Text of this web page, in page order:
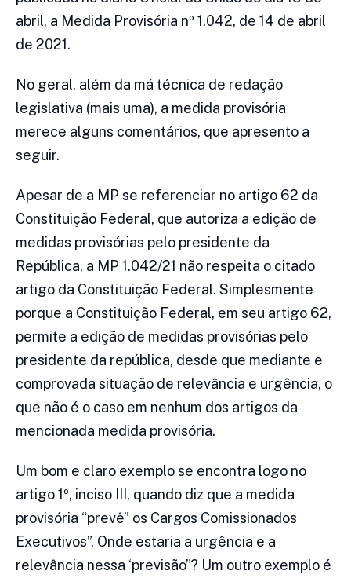
abril, a Medida Provisória nº 1.042, de 14 de abril
de 2021.
No geral, além da má técnica de redação
legislativa (mais uma), a medida provisória
merece alguns comentários, que apresento a
seguir.
Apesar de a MP se referenciar no artigo 62 da
Constituição Federal, que autoriza a edição de
medidas provisórias pelo presidente da
República, a MP 1.042/21 não respeita o citado
artigo da Constituição Federal. Simplesmente
porque a Constituição Federal, em seu artigo 62,
permite a edição de medidas provisórias pelo
presidente da república, desde que mediante e
comprovada situação de relevância e urgência, o
que não é o caso em nenhum dos artigos da
mencionada medida provisória.
Um bom e claro exemplo se encontra logo no
artigo 1º, inciso III, quando diz que a medida
provisória “prevê” os Cargos Comissionados
Executivos”. Onde estaria a urgência e a
relevância nessa ‘previsão”? Um outro exemplo é